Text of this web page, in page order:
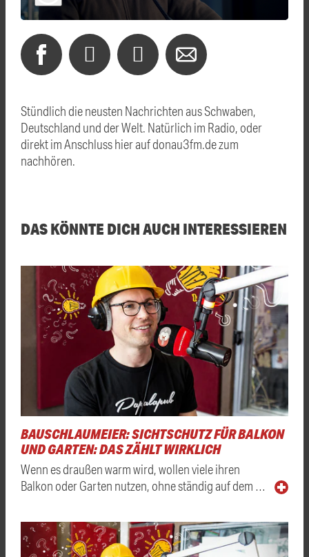
Stündlich die neusten Nachrichten aus Schwaben,
Deutschland und der Welt. Natürlich im Radio, oder
direkt im Anschluss hier auf donau3fm.de zum
nachhören.
DAS KÖNNTE DICH AUCH INTERESSIEREN
BAUSCHLAUMEIER: SICHTSCHUTZ FÜR BALKON
UND GARTEN: DAS ZÄHLT WIRKLICH
Wenn es draußen warm wird, wollen viele ihren
Balkon oder Garten nutzen, ohne ständig auf dem …